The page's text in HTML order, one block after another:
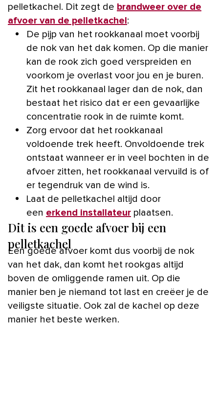
pelletkachel. Dit zegt de brandweer over de
afvoer van de pelletkachel:
De pijp van het rookkanaal moet voorbij
de nok van het dak komen. Op die manier
kan de rook zich goed verspreiden en
voorkom je overlast voor jou en je buren.
Zit het rookkanaal lager dan de nok, dan
bestaat het risico dat er een gevaarlijke
concentratie rook in de ruimte komt.
Zorg ervoor dat het rookkanaal
voldoende trek heeft. Onvoldoende trek
ontstaat wanneer er in veel bochten in de
afvoer zitten, het rookkanaal vervuild is of
er tegendruk van de wind is.
Laat de pelletkachel altijd door
een erkend installateur plaatsen.
Dit is een goede afvoer bij een
pelletkachel
Een goede afvoer komt dus voorbij de nok
van het dak, dan komt het rookgas altijd
boven de omliggende ramen uit. Op die
manier ben je niemand tot last en creëer je de
veiligste situatie. Ook zal de kachel op deze
manier het beste werken.